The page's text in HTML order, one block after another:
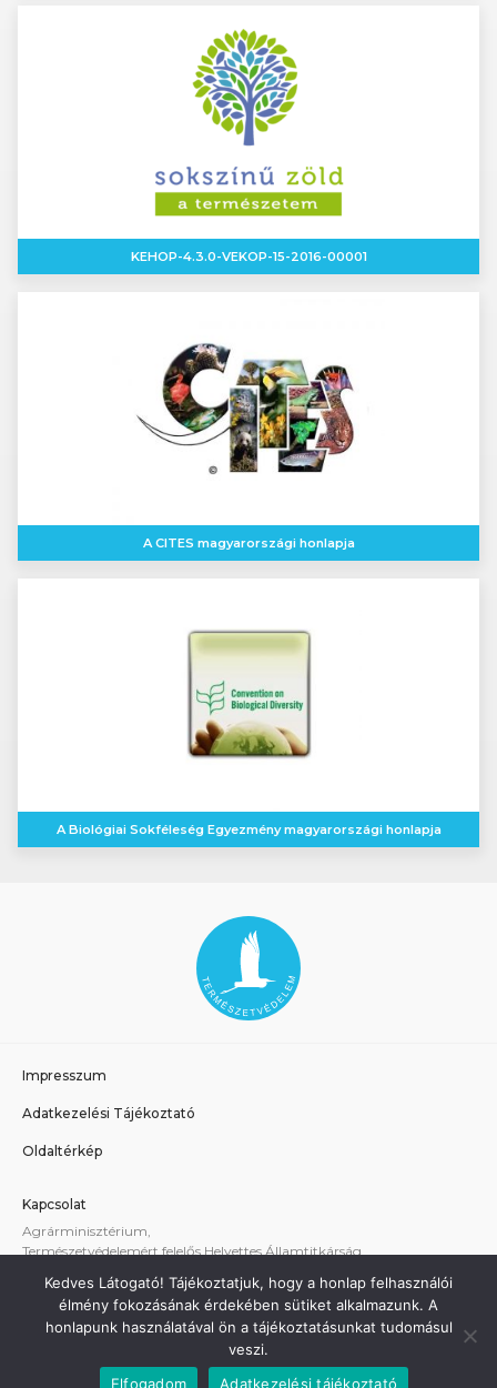
KEHOP-4.3.0-VEKOP-15-2016-00001
A CITES magyarországi honlapja
A Biológiai Sokféleség Egyezmény magyarországi honlapja
Impresszum
Adatkezelési Tájékoztató
Oldaltérkép
Kapcsolat
Agrárminisztérium,
Természetvédelemért felelős Helyettes Államtitkárság
A weboldallal kapcsolatos technikai támogatás:
termeszetvedelem@am.gov.hu
Kedves Látogató! Tájékoztatjuk, hogy a honlap felhasználói
élmény fokozásának érdekében sütiket alkalmazunk. A
honlapunk használatával ön a tájékoztatásunkat tudomásul
veszi.
Elfogadom
Adatkezelési tájékoztató